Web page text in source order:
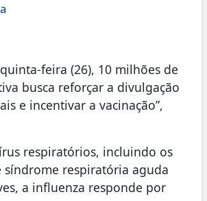
feira (26), 10 milhões de
busca reforçar a divulgação
e incentivar a vacinação”,
respiratórios, incluindo os
síndrome respiratória aguda
a influenza responde por